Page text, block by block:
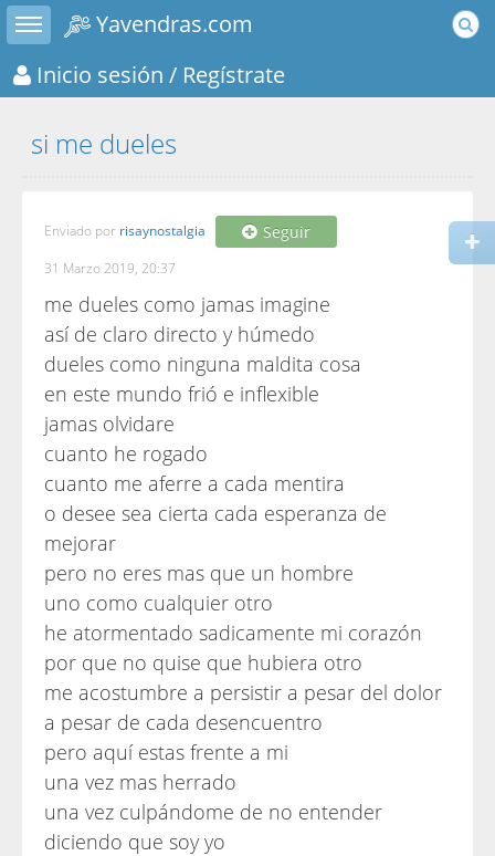
Toggle sidebar
Yavendras.com
Inicio sesión / Regístrate
si me dueles
Enviado por risaynostalgia Seguir
31 Marzo 2019, 20:37
me dueles como jamas imagine
así de claro directo y húmedo
dueles como ninguna maldita cosa
en este mundo frió e inflexible
jamas olvidare
cuanto he rogado
cuanto me aferre a cada mentira
o desee sea cierta cada esperanza de
mejorar
pero no eres mas que un hombre
uno como cualquier otro
he atormentado sadicamente mi corazón
por que no quise que hubiera otro
me acostumbre a persistir a pesar del dolor
a pesar de cada desencuentro
pero aquí estas frente a mi
una vez mas herrado
una vez culpándome de no entender
diciendo que soy yo